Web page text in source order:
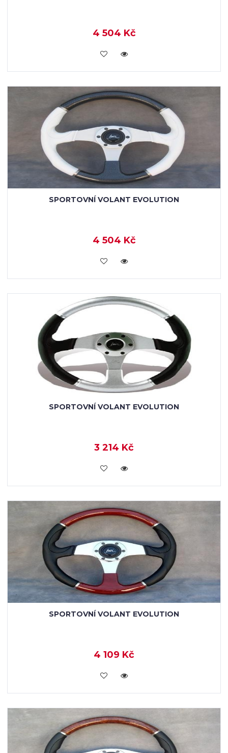
4 504 Kč
KOUPIT
SPORTOVNÍ VOLANT EVOLUTION
4 504 Kč
KOUPIT
SPORTOVNÍ VOLANT EVOLUTION
3 214 Kč
KOUPIT
SPORTOVNÍ VOLANT EVOLUTION
4 109 Kč
KOUPIT